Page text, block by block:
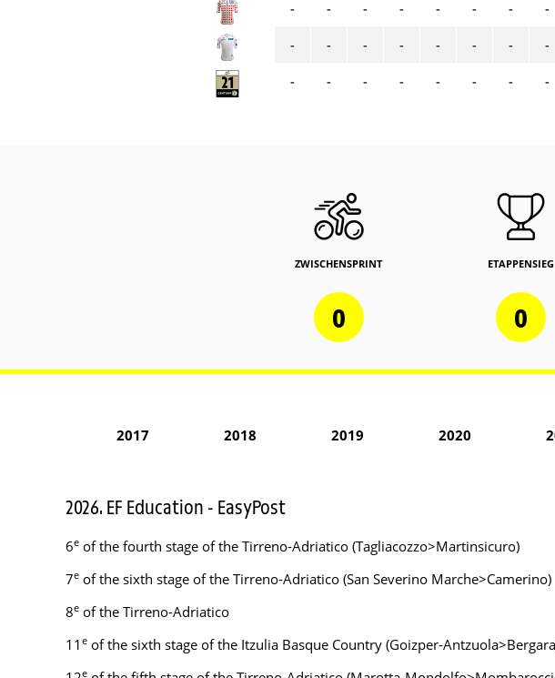
-
-
-
-
-
-
-
-
-
-
-
-
-
-
-
-
-
-
-
-
-
-
-
-
ZWISCHENSPRINT
0
ETAPPENSIEG
0
2017 2018 2019 2020
2026. EF Education - EasyPost
6e of the fourth stage of the Tirreno-Adriatico (Tagliacozzo>Martinsicuro)
7e of the sixth stage of the Tirreno-Adriatico (San Severino Marche>Camerino)
8e of the Tirreno-Adriatico
11 e of the sixth stage of the Itzulia Basque Country (Goizper-
e